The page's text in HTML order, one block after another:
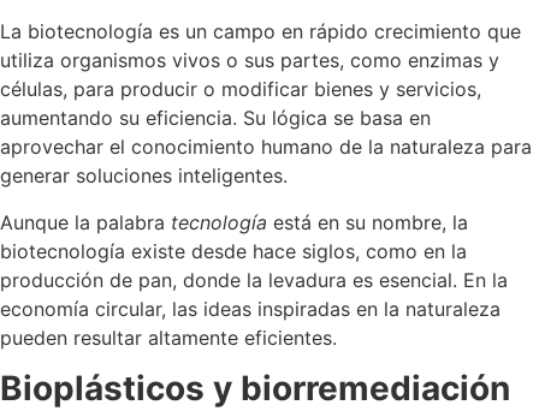
La biotecnología es un campo en rápido crecimiento que
utiliza organismos vivos o sus partes, como enzimas y
células, para producir o modificar bienes y servicios,
aumentando su eficiencia. Su lógica se basa en
aprovechar el conocimiento humano de la naturaleza para
generar soluciones inteligentes.
Aunque la palabra tecnología está en su nombre, la
biotecnología existe desde hace siglos, como en la
producción de pan, donde la levadura es esencial. En la
economía circular, las ideas inspiradas en la naturaleza
pueden resultar altamente eficientes.
Bioplásticos y biorremediación